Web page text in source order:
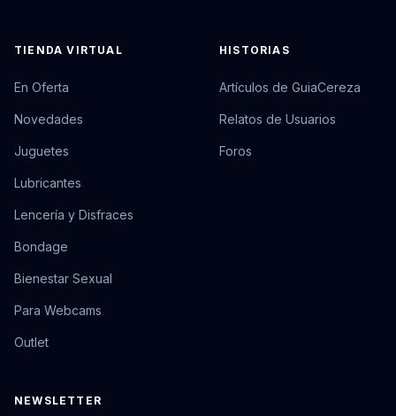
TIENDA VIRTUAL
En Oferta
Novedades
Juguetes
Lubricantes
Lencería y Disfraces
Bondage
Bienestar Sexual
Para Webcams
Outlet
HISTORIAS
Artículos de GuiaCereza
Relatos de Usuarios
Foros
NEWSLETTER